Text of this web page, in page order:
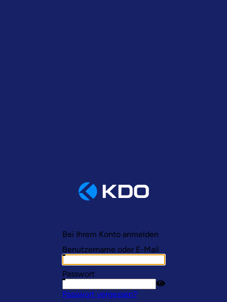
Bei Ihrem Konto anmelden
Benutzername oder E-Mail
Passwort
Passwort vergessen?